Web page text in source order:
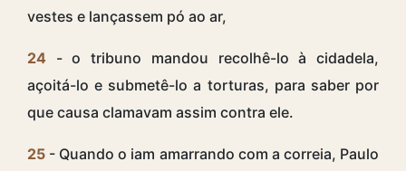
vestes e lançassem pó ao ar,
24 - o tribuno mandou recolhê-lo à cidadela,
açoitá-lo e submetê-lo a torturas, para saber por
que causa clamavam assim contra ele.
25 - Quando o iam amarrando com a correia, Paulo